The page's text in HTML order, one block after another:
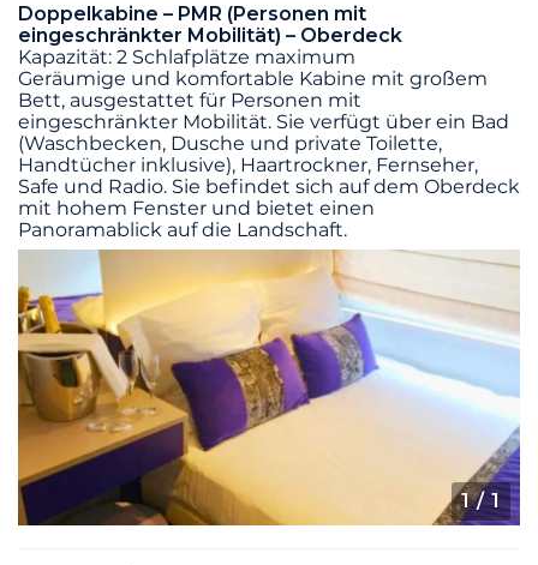
Doppelkabine – PMR (Personen mit
eingeschränkter Mobilität) – Oberdeck
Kapazität: 2 Schlafplätze maximum
Geräumige und komfortable Kabine mit großem
Bett, ausgestattet für Personen mit
eingeschränkter Mobilität. Sie verfügt über ein Bad
(Waschbecken, Dusche und private Toilette,
Handtücher inklusive), Haartrockner, Fernseher,
Safe und Radio. Sie befindet sich auf dem Oberdeck
mit hohem Fenster und bietet einen
Panoramablick auf die Landschaft.
1/ 1